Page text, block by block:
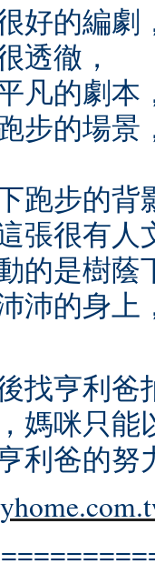
好的編
透徹，
凡的劇
步的場
跑步的
張很有
的是樹
沛的身
找亨利爸
媽咪只
利爸的努